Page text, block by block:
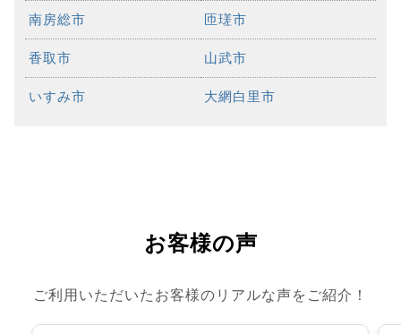
南房総市 匝瑳市
香取市 山武市
いすみ市 大網白里市
お客様の声
ご利用いただいたお客様のリアルな声をご紹介！